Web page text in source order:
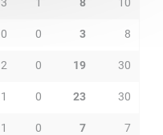
0 0 3 8
2 0 19 30
1 0 23 30
1 0 7 7